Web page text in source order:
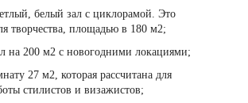
белый зал с циклорамой. Это
творчества, площадью в 180 м2;
на 200 м2 с новогодними локациями;
27 м2, которая рассчитана для
стилистов и визажистов;